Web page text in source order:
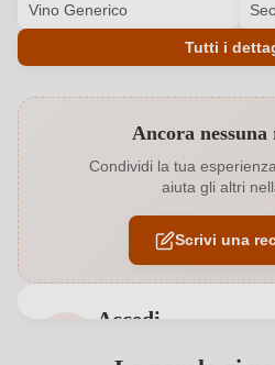
Vino Generico
Tutti i
Abbinamenti
Annata
Formato
Ancora nessuna
Condividi la tua
aiuta gli altri
Scrivi una
Accedi